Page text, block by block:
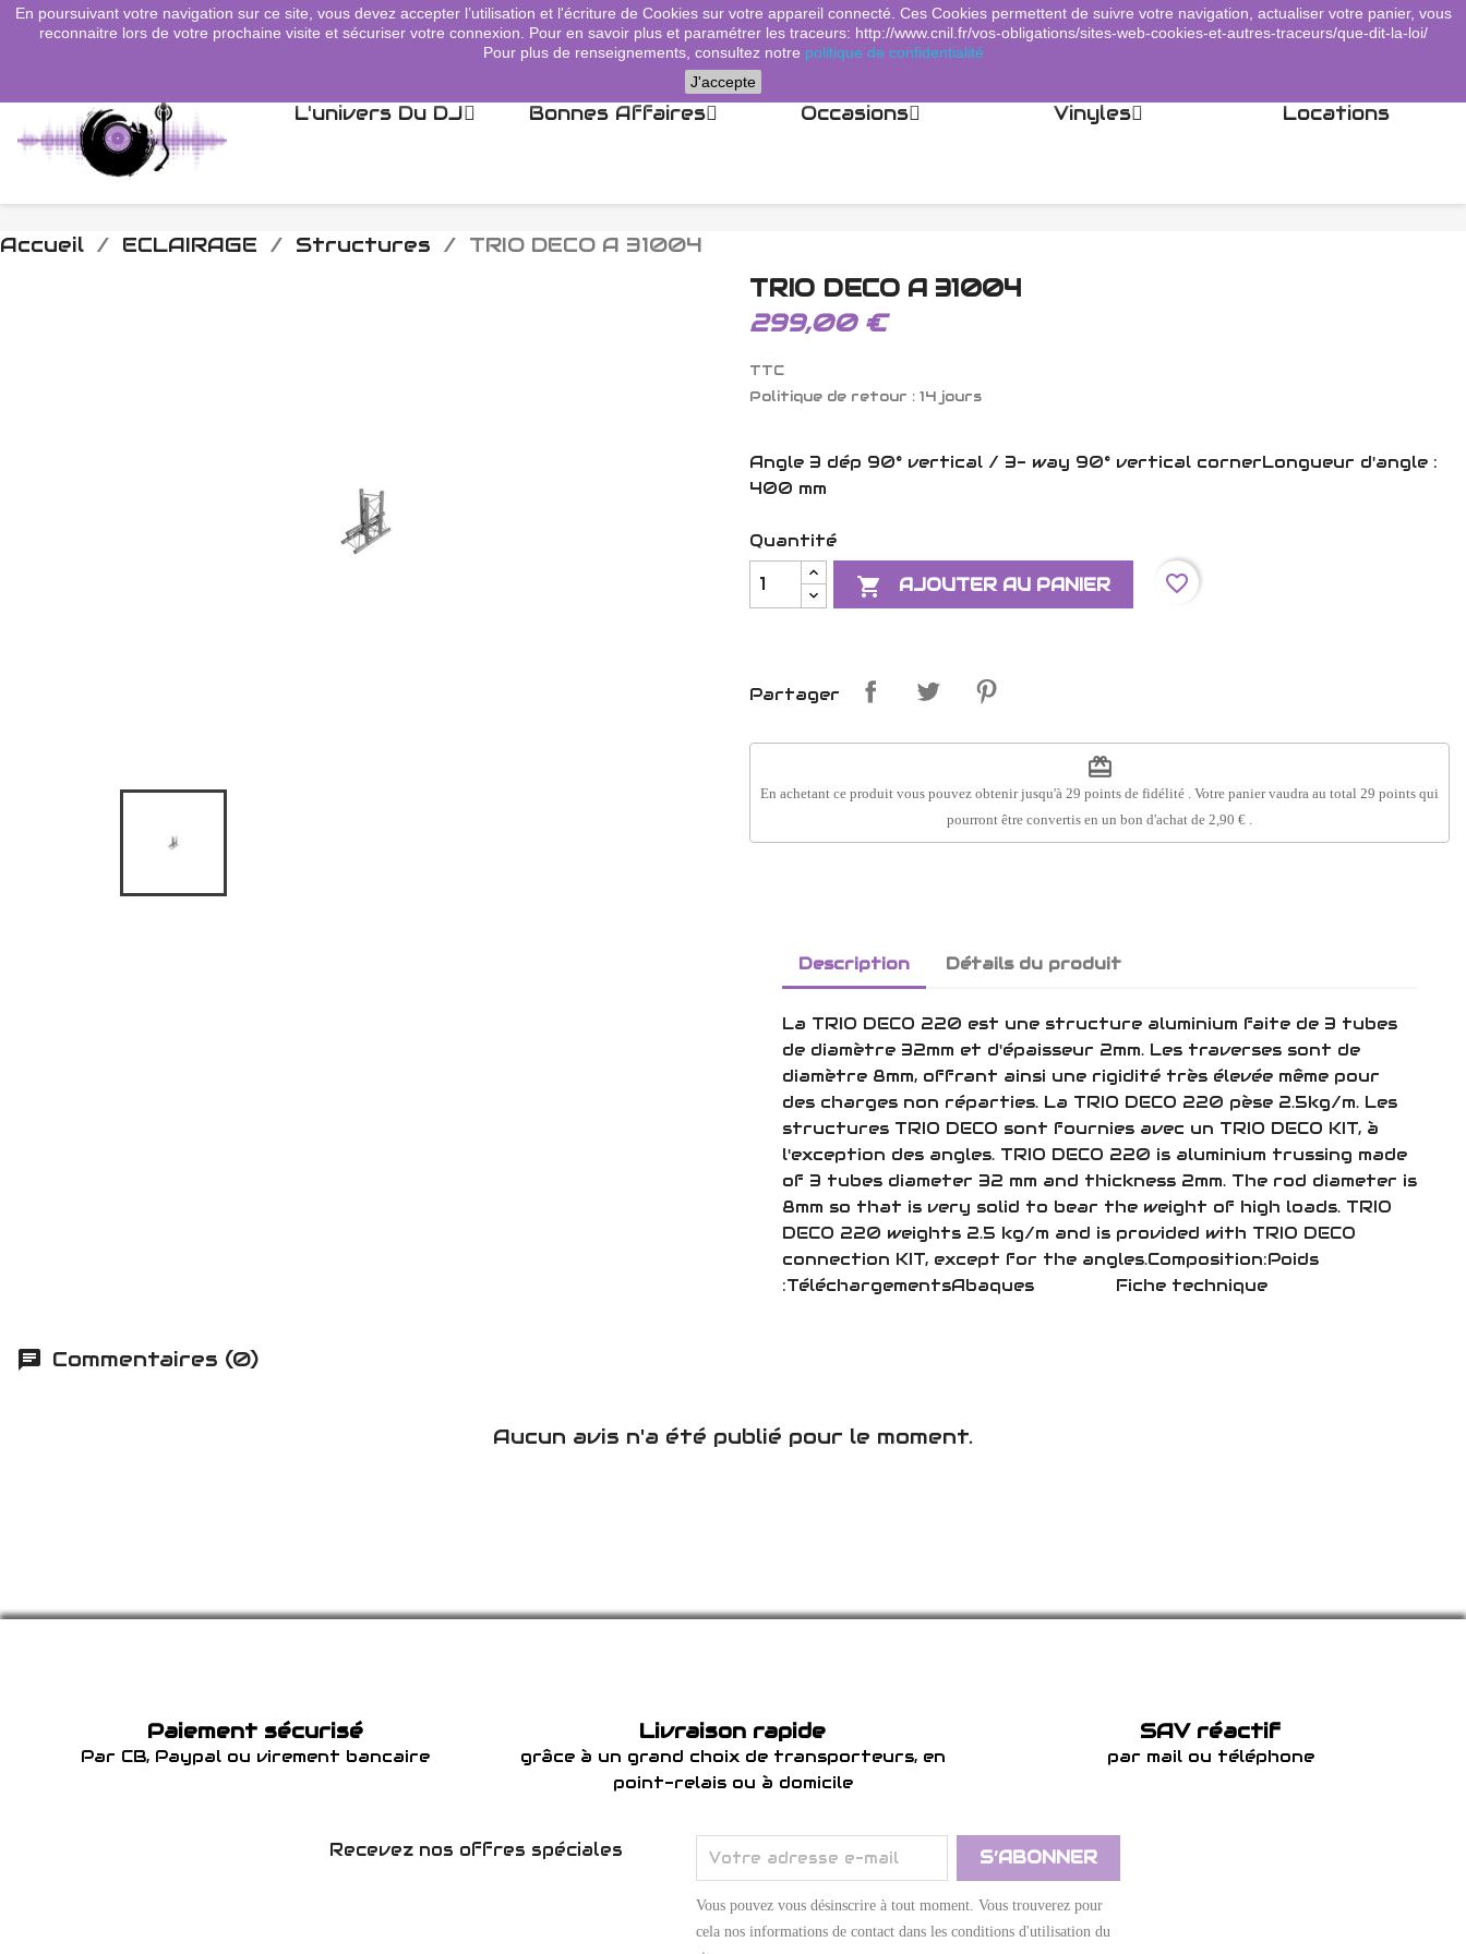
search  Connexion shopping_cart Panier (0)
L'univers Du DJ Bonnes Affaires Occasions Vinyles Locations
Accueil ECLAIRAGE Structures TRIO DECO A 31004
TRIO DECO A 31004
299,00 €
TTC
Politique de retour : 14 jours
Angle 3 dép 90° vertical / 3- way 90° vertical cornerLongueur d'angle :
400 mm
Quantité
 AJOUTER AU PANIER favorite_border
Partager
redeem
En achetant ce produit vous pouvez obtenir jusqu'à 29 points de fidélité . Votre panier vaudra au total 29 points qui
pourront être convertis en un bon d'achat de 2,90 €
Description Détails du produit
La TRIO DECO 220 est une structure aluminium faite de 3 tubes
de diamètre 32mm et d'épaisseur 2mm. Les traverses sont de
diamètre 8mm, offrant ainsi une rigidité très élevée même pour
des charges non réparties. La TRIO DECO 220 pèse 2.5kg/m. Les
structures TRIO DECO sont fournies avec un TRIO DECO KIT, à
l'exception des angles. TRIO DECO 220 is aluminium trussing made
of 3 tubes diameter 32 mm and thickness 2mm. The rod diameter is
8mm so that is very solid to bear the weight of high loads. TRIO
DECO 220 weights 2.5 kg/m and is provided with TRIO DECO
connection KIT, except for the angles.Composition:Poids
:TéléchargementsAbaques Fiche technique
Commentaires (0)
Aucun avis n'a été publié pour le moment.
Paiement sécurisé
Par CB, Paypal ou virement bancaire
Livraison rapide
grâce à un grand choix de transporteurs, en
point-relais ou à domicile
SAV réactif
par mail ou téléphone
Recevez nos offres spéciales
Vous pouvez vous désinscrire à tout moment. Vous trouverez pour
cela nos informations de contact dans les conditions d'utilisation du
En poursuivant votre navigation sur ce site, vous devez accepter l’utilisation et l'écriture de Cookies sur votre appareil connecté. Ces Cookies permettent de suivre votre navigation, actualiser votre panier, vous
reconnaitre lors de votre prochaine visite et sécuriser votre connexion. Pour en savoir plus et paramétrer les traceurs: http://www.cnil.fr/vos-obligations/sites-web-cookies-et-autres-traceurs/que-dit-la-loi/
Pour plus de renseignements, consultez notre politique de confidentialité
J'accepte